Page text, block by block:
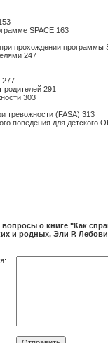
SPACE 163
прохождении программы
247
277
291
303
тревожности (FASA) 313
поведения для детского
о книге "Как
и родных, Эли Р.